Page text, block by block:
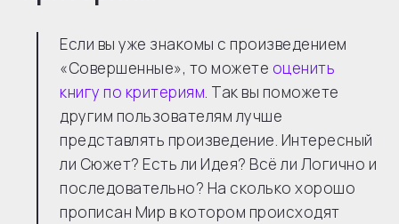
Если вы уже знакомы с произведением
«Совершенные», то можете оценить
книгу по критериям. Так вы поможете
другим пользователям лучше
представлять произведение. Интересный
ли Сюжет? Есть ли Идея? Всё ли Логично и
последовательно? На сколько хорошо
прописан Мир в котором происходят